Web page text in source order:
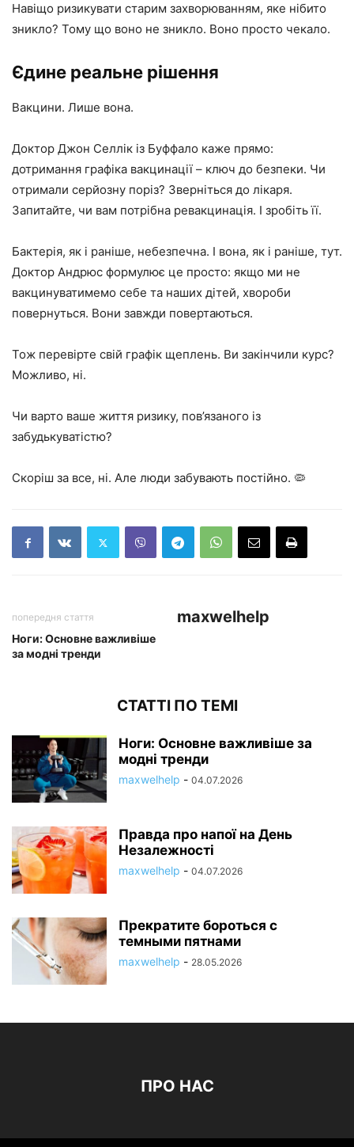
Навіщо ризикувати старим захворюванням, яке нібито
зникло? Тому що воно не зникло. Воно просто чекало.
Єдине реальне рішення
Вакцини. Лише вона.
Доктор Джон Селлік із Буффало каже прямо:
дотримання графіка вакцинації – ключ до безпеки. Чи
отримали серйозну поріз? Зверніться до лікаря.
Запитайте, чи вам потрібна ревакцинація. І зробіть її.
Бактерія, як і раніше, небезпечна. І вона, як і раніше, тут.
Доктор Андрюс формулює це просто: якщо ми не
вакцинуватимемо себе та наших дітей, хвороби
повернуться. Вони завжди повертаються.
Тож перевірте свій графік щеплень. Ви закінчили курс?
Можливо, ні.
Чи варто ваше життя ризику, пов’язаного із
забудькуватістю?
Скоріш за все, ні. Але люди забувають постійно. 🦠
попередня стаття
Ноги: Основне важливіше
за модні тренди
maxwelhelp
СТАТТІ ПО ТЕМІ
Ноги: Основне важливіше за
модні тренди
maxwelhelp - 04.07.2026
Правда про напої на День
Незалежності
maxwelhelp - 04.07.2026
Прекратите бороться с
темными пятнами
maxwelhelp - 28.05.2026
ПРО НАС